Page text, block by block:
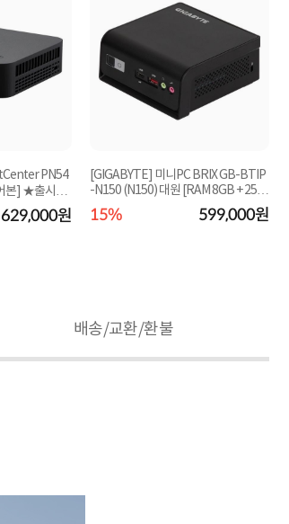
PN54
629,000원
[GIGABYTE] 미니PC BRIX GB-BTIP
-N150 (N150) 대원 [RAM 8GB + 256
G NVMe SSD] ☆단...
15% 599,000원
배송/교환/환불